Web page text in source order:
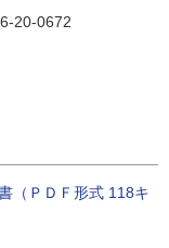
20-0672
（ＰＤＦ形式 118キ